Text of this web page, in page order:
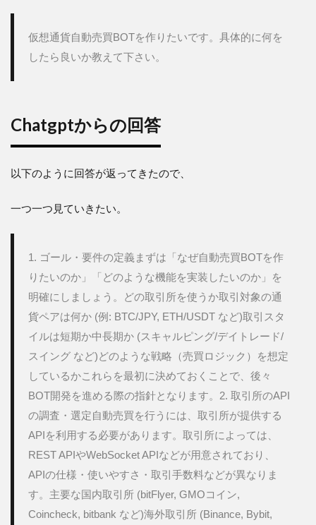
3.1
どの
取引
3.2
取引
BTC/JPY,
など)
スタ
イル
は短
期か
中長
期か
(スキ
ャル
ピン
グ/デ
イト
ド/ス
イン
ど)
4
2.取
引所
仮想通貨自動売買BOTを作りたいです。具体的に何を
したら良いか教えて下さい。
Chatgptからの回答
以下のように回答が返ってきたので、
一つ一つ見ていきたい。
1. ゴール・要件の定義まずは「なぜ自動売買BOTを作
りたいのか」「どのような機能を実装したいのか」を
明確にしましょう。どの取引所を使うか取引対象の通
貨ペアは何か (例: BTC/JPY, ETH/USDT など)取引スタ
イルは短期か中長期か (スキャルピング/デイトレード/
スイング など)どのような戦略（売買ロジック）を想定
しているかこれらを最初に決めておくことで、後々
BOT開発を進める際の指針となります。2. 取引所のAPI
の調査・選定自動売買を行うには、取引所が提供する
APIを利用する必要があります。取引所によっては、
REST APIやWebSocket APIなどが用意されており、
APIの仕様・使いやすさ・取引手数料などが異なりま
す。主要な国内取引所 (bitFlyer, GMOコイン,
Coincheck, bitbank など)海外取引所 (Binance, Bybit,